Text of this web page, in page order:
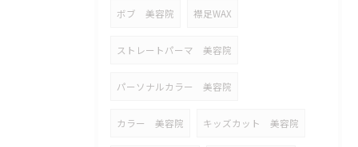
ボブ 美容院 襟足WAX
ストレートパーマ 美容院
パーソナルカラー 美容院
カラー 美容院 キッズカット 美容院